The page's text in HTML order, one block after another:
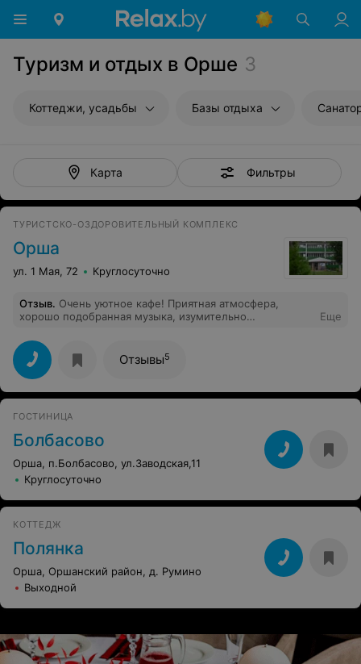
Туризм и отдых в Орше 3
Коттеджи, усадьбы Базы отдыха
Карта Фильтры
ТУРИСТСКО-ОЗДОРОВИТЕЛЬНЫЙ КОМПЛЕКС
Орша
ул. 1 Мая, 72 Круглосуточно
Отзыв. Очень уютное кафе! Приятная атмосфера,
хорошо подобранная музыка, изумительно
дни рождения, встречи выпускников, всем и всегда
оставались довольны! Всегда приходим в это кафе с
удовольствием! И еще придем!:) Беседки для барбекю
на уличной огороженной площадке с живым звуком
для летнего отдыха просто обалденно!
Еще
Отзывы5
ГОСТИНИЦА
Болбасово
Орша, п.Болбасово, ул.Заводская,11
Круглосуточно
КОТТЕДЖ
Полянка
Орша, Оршанский район, д. Румино
Выходной